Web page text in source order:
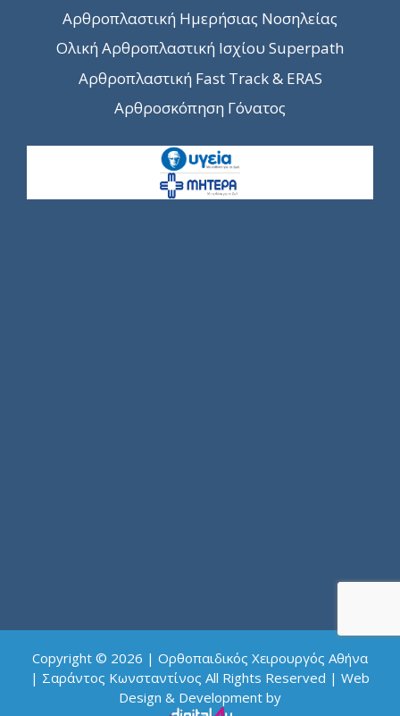
Αρθροπλαστική Ημερήσιας Νοσηλείας
Ολική Αρθροπλαστική Ισχίου Superpath
Αρθροπλαστική Fast Track & ERAS
Αρθροσκόπηση Γόνατος
Copyright © 2026 | Ορθοπαιδικός Χειρουργός Αθήνα
| Σαράντος Κωνσταντίνος All Rights Reserved | Web
Design & Development by